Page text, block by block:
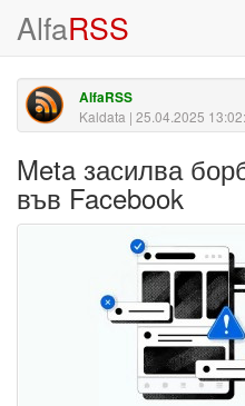
AlfaRSS
AlfaRSS
Kaldata | 25.04.2025
Meta засилва
във Facebook